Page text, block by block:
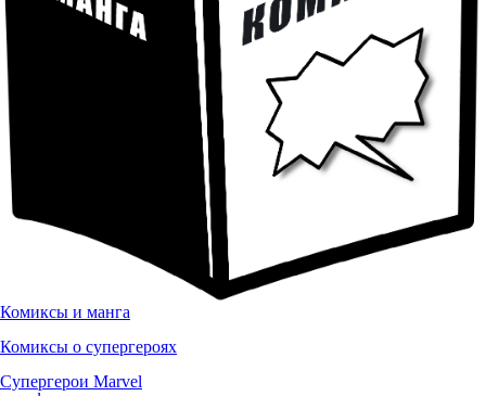
Комиксы и манга
Комиксы о супергероях
Супергерои Marvel